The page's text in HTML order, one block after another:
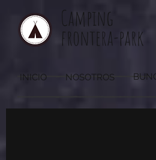
Camping
frontera-park
INICIO NOSOTROS